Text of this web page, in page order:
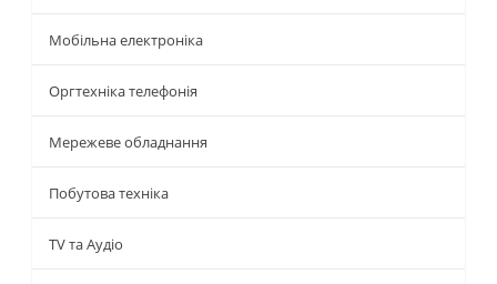
Мобільна електроніка
Оргтехніка телефонія
Мережеве обладнання
Побутова техніка
TV та Аудіо